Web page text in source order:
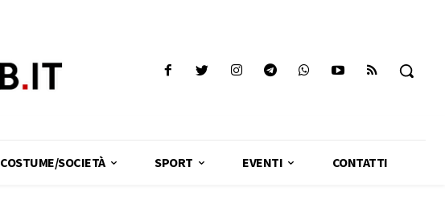
COSTUME/SOCIETÀ SPORT EVENTI CONTATTI